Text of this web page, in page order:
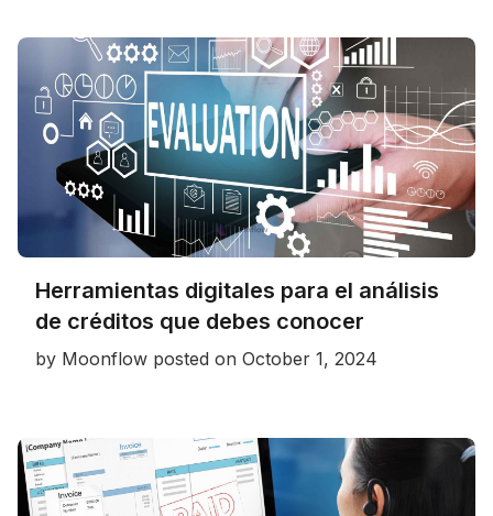
Herramientas digitales para el análisis
de créditos que debes conocer
by Moonflow posted on October 1, 2024